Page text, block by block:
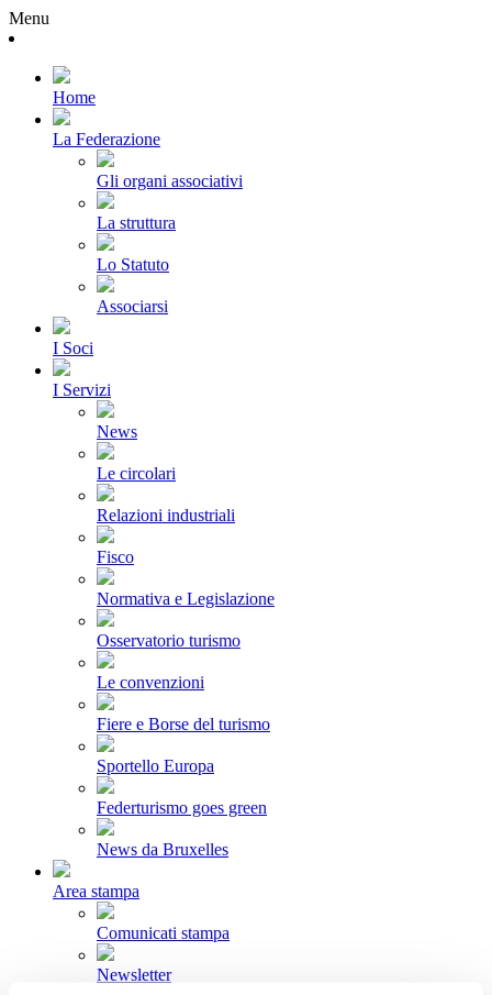
Menu
Home
La Federazione
Gli organi associativi
La struttura
Lo Statuto
Associarsi
I Soci
I Servizi
News
Le circolari
Relazioni industriali
Fisco
Normativa e Legislazione
Osservatorio turismo
Le convenzioni
Fiere e Borse del turismo
Sportello Europa
Federturismo goes green
News da Bruxelles
Area stampa
Comunicati stampa
Newsletter